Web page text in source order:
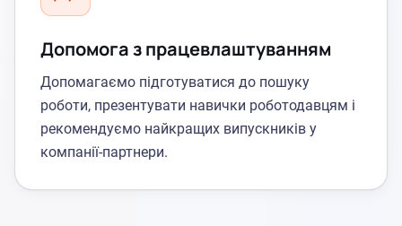
Допомога з працевлаштуванням
Допомагаємо підготуватися до пошуку
роботи, презентувати навички роботодавцям і
рекомендуємо найкращих випускників у
компанії-партнери.